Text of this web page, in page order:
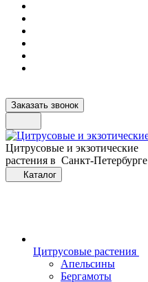
Заказать звонок
Цитрусовые и экзотические
растения в Санкт-Петербурге
Каталог
Цитрусовые растения
Апельсины
Бергамоты